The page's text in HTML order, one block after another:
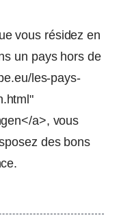
vous résidez en
un pays hors de
les-pays-
a>, vous
des bons